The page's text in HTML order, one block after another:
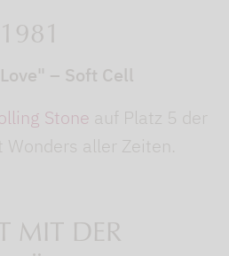
1981
– Soft Cell
Stone auf Platz 5 der
Wonders aller Zeiten.
MIT DER